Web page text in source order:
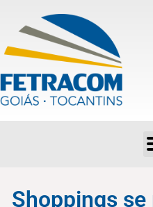
Shoppings